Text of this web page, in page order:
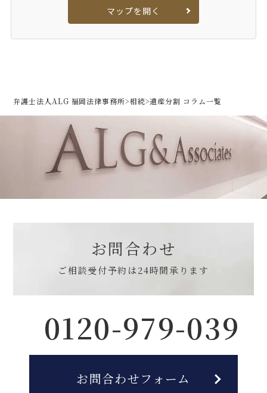
マップを開く
弁護士法人ALG 福岡法律事務所>相続>遺産分割 コラム一覧
お問合わせ
ご相談受付予約は24時間承ります
0120-979-039
お問合わせフォーム